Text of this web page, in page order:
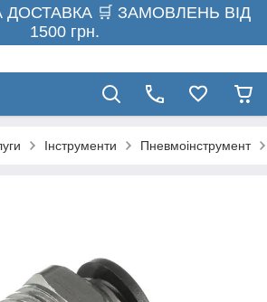
🛒 ЗАМОВЛЕНЬ ВІД
1500 грн.
Інструменти Пневмоінструмент